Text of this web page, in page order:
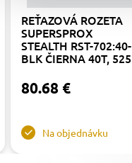
REŤAZOVÁ ROZETA
SUPERSPROX
STEALTH RST-702:40-
BLK ČIERNA 40T, 525
80.68 €
Na objednávku